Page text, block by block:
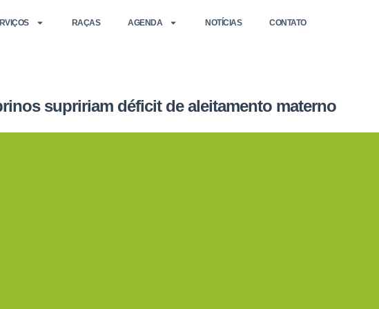
RAÇAS AGENDA NOTÍCIAS CONTATO
supririam déficit de aleitamento materno